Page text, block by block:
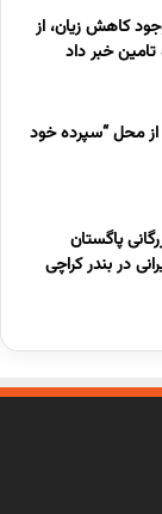
کاهش زیان، از
تامین خبر داد
از محل “سپرده خود
پاگستان
در بندر کراچی